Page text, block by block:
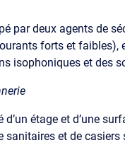
par deux agents de
forts et
isophoniques et des
étage et d’une
sanitaires et de